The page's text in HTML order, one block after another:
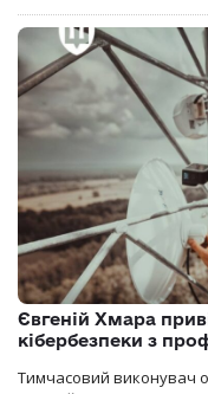
Євгеній Хмара
кібербезпеки з
Тимчасовий виконувач